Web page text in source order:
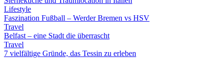
Lifestyle
Faszination Fußball – Werder Bremen vs HSV
Travel
Belfast – eine Stadt die überrascht
Travel
7 vielfältige Gründe, das Tessin zu erleben